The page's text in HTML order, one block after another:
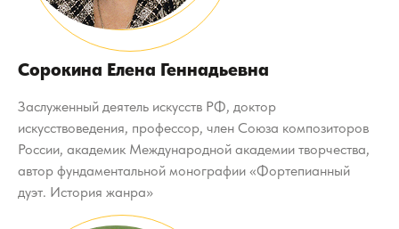
Сорокина Елена Геннадьевна
Заслуженный деятель искусств РФ, доктор
искусствоведения, профессор, член Союза композиторов
России, академик Международной академии творчества,
автор фундаментальной монографии «Фортепианный
дуэт. История жанра»